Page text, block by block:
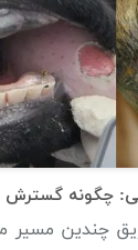
چگونه گسترش
چندین مسیر